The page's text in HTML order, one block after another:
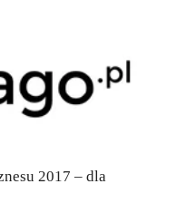
2017 – dla